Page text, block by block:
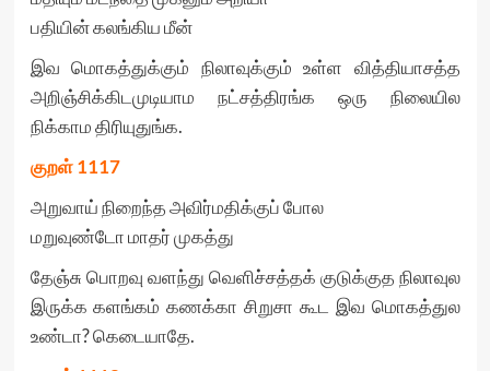
பதியின் கலங்கிய மீன்
இவ மொகத்துக்கும் நிலாவுக்கும் உள்ள வித்தியாசத்த
அறிஞ்சிக்கிடமுடியாம நட்சத்திரங்க ஒரு நிலையில
நிக்காம திரியுதுங்க.
குறள்1117
அறுவாய் நிறைந்த அவிர்மதிக்குப் போல
மறுவுண்டோ மாதர் முகத்து
தேஞ்சு பொறவு வளந்து வெளிச்சத்தக் குடுக்குத நிலாவுல
இருக்க களங்கம் கணக்கா சிறுசா கூட இவ மொகத்துல
உண்டா? கெடையாதே.